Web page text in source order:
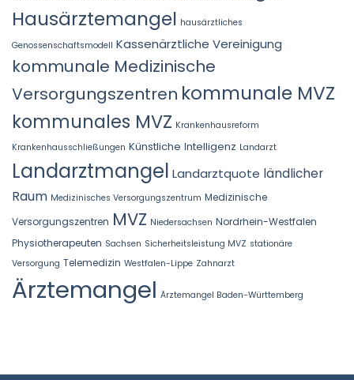
Hausärztemangel hausärztliches
Genossenschaftsmodell Kassenärztliche Vereinigung
kommunale Medizinische
Versorgungszentren kommunale MVZ
kommunales MVZ Krankenhausreform
Krankenhausschließungen Künstliche Intelligenz Landarzt
Landarztmangel Landarztquote ländlicher
Raum Medizinisches Versorgungszentrum Medizinische
Versorgungszentren MVZ Niedersachsen Nordrhein-Westfalen
Physiotherapeuten Sachsen Sicherheitsleistung MVZ stationäre
Versorgung Telemedizin Westfalen-Lippe Zahnarzt
Ärztemangel Ärztemangel Baden-Württemberg